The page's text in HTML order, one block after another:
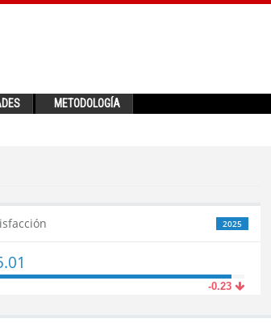
METODOLOGÍA
2025
-0.23